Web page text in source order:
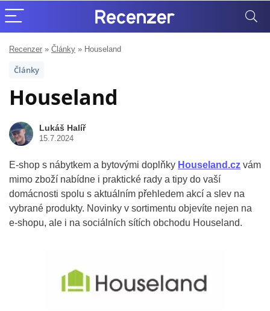
Recenzer » Články » Houseland
Články
Houseland
Lukáš Halíř
15.7.2024
E-shop s nábytkem a bytovými doplňky Houseland.cz vám
mimo zboží nabídne i praktické rady a tipy do vaší
domácnosti spolu s aktuálním přehledem akcí a slev na
vybrané produkty. Novinky v sortimentu objevíte nejen na
e-shopu, ale i na sociálních sítích obchodu Houseland.